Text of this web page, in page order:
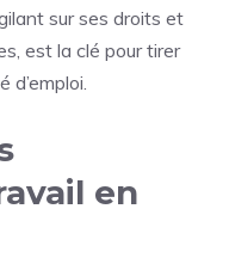
sur ses droits et
est la clé pour tirer
d’emploi.
en